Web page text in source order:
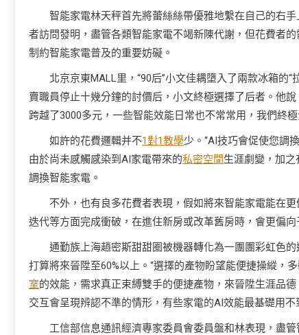
智能家電林天秤首先將蕾絲絲帶優雅地繫在自己的右
者訪問發明，盡管各類智能家電不竭新陳代謝，但花費者
制約智能家電普及的重要妨礙。
北京京東MALL里，“90后”小文佳耦墮入了兩款冰箱的
賣職員停止十幾分鐘的討價后，小文終極選擇了后者。他
跨越了3000多元，一些智能效能日常也不常常用，我們終
如許的花費邏輯并不1對1教學少。“AI技巧會促使您調
由於尚未感觸感染到AI家電帶來的私密空間生涯劇變，加
調換智能家電。
不外，也有良多花費者表現，假如將來智能家電能在
迭代等方面完成衝破，在進住新房或改革舊房時，會更偏向
通勤族上海趙密斯甜甜圈被機器轉化為一團團彩虹色
打算將來晉陞至60%以上。“選擇的產物盼望能便捷操縱，
室的效能，需求真正束縛雙手的便捷產物，來晉陞生涯品
交互會呈現辨認不準的情形，有些家電的AI效能最基礎用不
工信部信息通訊經濟專家委員會委員盤和林表現，盡